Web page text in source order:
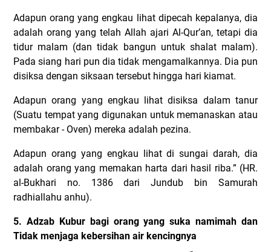
Adapun orang yang engkau lihat dipecah kepalanya, dia
adalah orang yang telah Allah ajari Al-Qur’an, tetapi dia
tidur malam (dan tidak bangun untuk shalat malam).
Pada siang hari pun dia tidak mengamalkannya. Dia pun
disiksa dengan siksaan tersebut hingga hari kiamat.
Adapun orang yang engkau lihat disiksa dalam tanur
(Suatu tempat yang digunakan untuk memanaskan atau
membakar - Oven) mereka adalah pezina.
Adapun orang yang engkau lihat di sungai darah, dia
adalah orang yang memakan harta dari hasil riba.” (HR.
al-Bukhari no. 1386 dari Jundub bin Samurah
radhiallahu anhu).
5. Adzab Kubur bagi orang yang suka namimah dan
Tidak menjaga kebersihan air kencingnya